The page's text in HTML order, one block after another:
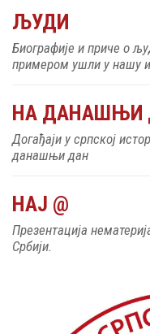
ЉУДИ
Биографије и приче о
примером ушли у нашу
НА ДАНАШЊИ
Догађаји у српској
данашњи дан
НАЈ @
Презентација
Србији.